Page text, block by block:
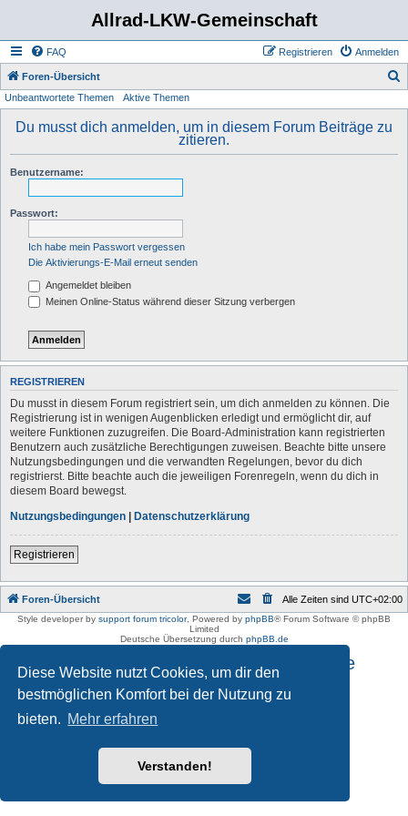
Diese Website nutzt Cookies, um dir den
bestmöglichen Komfort bei der Nutzung zu
bieten. Mehr erfahren
Verstanden!
Allrad-LKW-Gemeinschaft
FAQ Anmelden
Registrieren
Foren-Übersicht
Unbeantwortete Themen Aktive Themen
Du musst dich anmelden, um in diesem Forum Beiträge zu
zitieren.
Benutzername:
Passwort:
Ich habe mein Passwort vergessen
Die Aktivierungs-E-Mail erneut senden
Angemeldet bleiben
Meinen Online-Status während dieser Sitzung verbergen
REGISTRIEREN
Du musst in diesem Forum registriert sein, um dich anmelden zu können. Die
Registrierung ist in wenigen Augenblicken erledigt und ermöglicht dir, auf
weitere Funktionen zuzugreifen. Die Board-Administration kann registrierten
Benutzern auch zusätzliche Berechtigungen zuweisen. Beachte bitte unsere
Nutzungsbedingungen und die verwandten Regelungen, bevor du dich
registrierst. Bitte beachte auch die jeweiligen Forenregeln, wenn du dich in
diesem Board bewegst.
Nutzungsbedingungen | Datenschutzerklärung
Registrieren
Foren-Übersicht Alle Zeiten sind UTC+02:00
Style developer by support forum tricolor, Powered by phpBB® Forum Software © phpBB
Limited
Deutsche Übersetzung durch phpBB.de
Impressum und Datenschutzhinweise